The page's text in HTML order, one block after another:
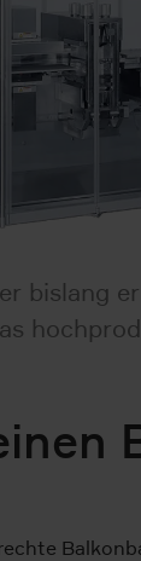
bislang